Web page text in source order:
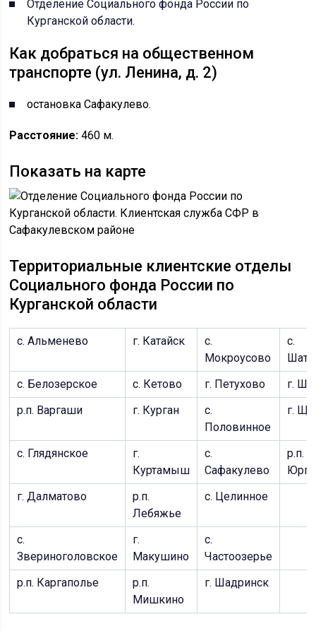
Отделение Социального фонда России по
Курганской области.
Как добраться на общественном
транспорте (ул. Ленина, д. 2)
остановка Сафакулево.
Расстояние: 460 м.
Показать на карте
Территориальные клиентские отделы
Социального фонда России по
Курганской области
с. Альменево г. Катайск
с.
Мокроусово
с.
с. Белозерское
с. Кетово г. Петухово
г.
р.п. Варгаши
г. Курган
с.
Половинное
г.
с. Глядянское
г.
Куртамыш
с.
Сафакулево
р.п.
г. Далматово
р.п.
Лебяжье
с. Целинное
с.
Звериноголовское
г.
Макушино
с.
Частоозерье
р.п. Каргаполье
р.п.
Мишкино
г. Шадринск